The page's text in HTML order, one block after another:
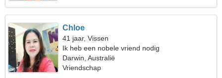
Chloe
41 jaar, Vissen
Ik heb een nobele vriend nodig
Darwin, Australië
Vriendschap